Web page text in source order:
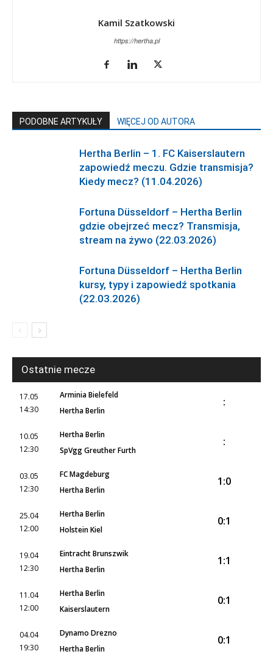
Kamil Szatkowski
https://hertha.pl
PODOBNE ARTYKUŁY WIĘCEJ OD AUTORA
Hertha Berlin – 1. FC Kaiserslautern
zapowiedź meczu. Gdzie transmisja?
Kiedy mecz? (11.04.2026)
Fortuna Düsseldorf – Hertha Berlin
gdzie obejrzeć mecz? Transmisja,
stream na żywo (22.03.2026)
Fortuna Düsseldorf – Hertha Berlin
kursy, typy i zapowiedź spotkania
(22.03.2026)
Ostatnie mecze
17.05
14:30
Arminia Bielefeld
Hertha Berlin
:
10.05
12:30
Hertha Berlin
SpVgg Greuther Furth
:
03.05
12:30
FC Magdeburg
Hertha Berlin
1:0
25.04
12:00
Hertha Berlin
Holstein Kiel
0:1
19.04
12:30
Eintracht Brunszwik
Hertha Berlin
1:1
11.04
12:00
Hertha Berlin
Kaiserslautern
0:1
04.04
19:30
Dynamo Drezno
Hertha Berlin
0:1